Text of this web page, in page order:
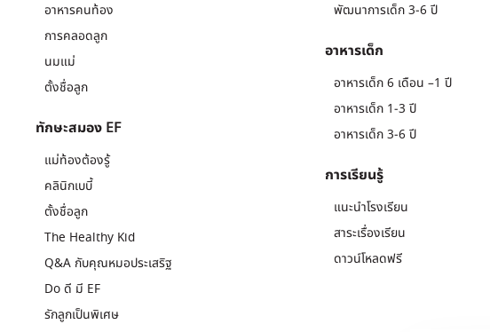
อาหารคนท้อง
การคลอดลูก
นมแม่
ตั้งชื่อลูก
ทักษะสมอง EF
แม่ท้องต้องรู้
คลินิกเบบี้
ตั้งชื่อลูก
The Healthy Kid
Q&A กับคุณหมอประเสริฐ
Do ดี มี EF
รักลูกเป็นพิเศษ
พัฒนาการเด็ก 3-6 ปี
อาหารเด็ก
อาหารเด็ก 6 เดือน –1 ปี
อาหารเด็ก 1-3 ปี
อาหารเด็ก 3-6 ปี
การเรียนรู้
แนะนำโรงเรียน
สาระเรื่องเรียน
ดาวน์โหลดฟรี